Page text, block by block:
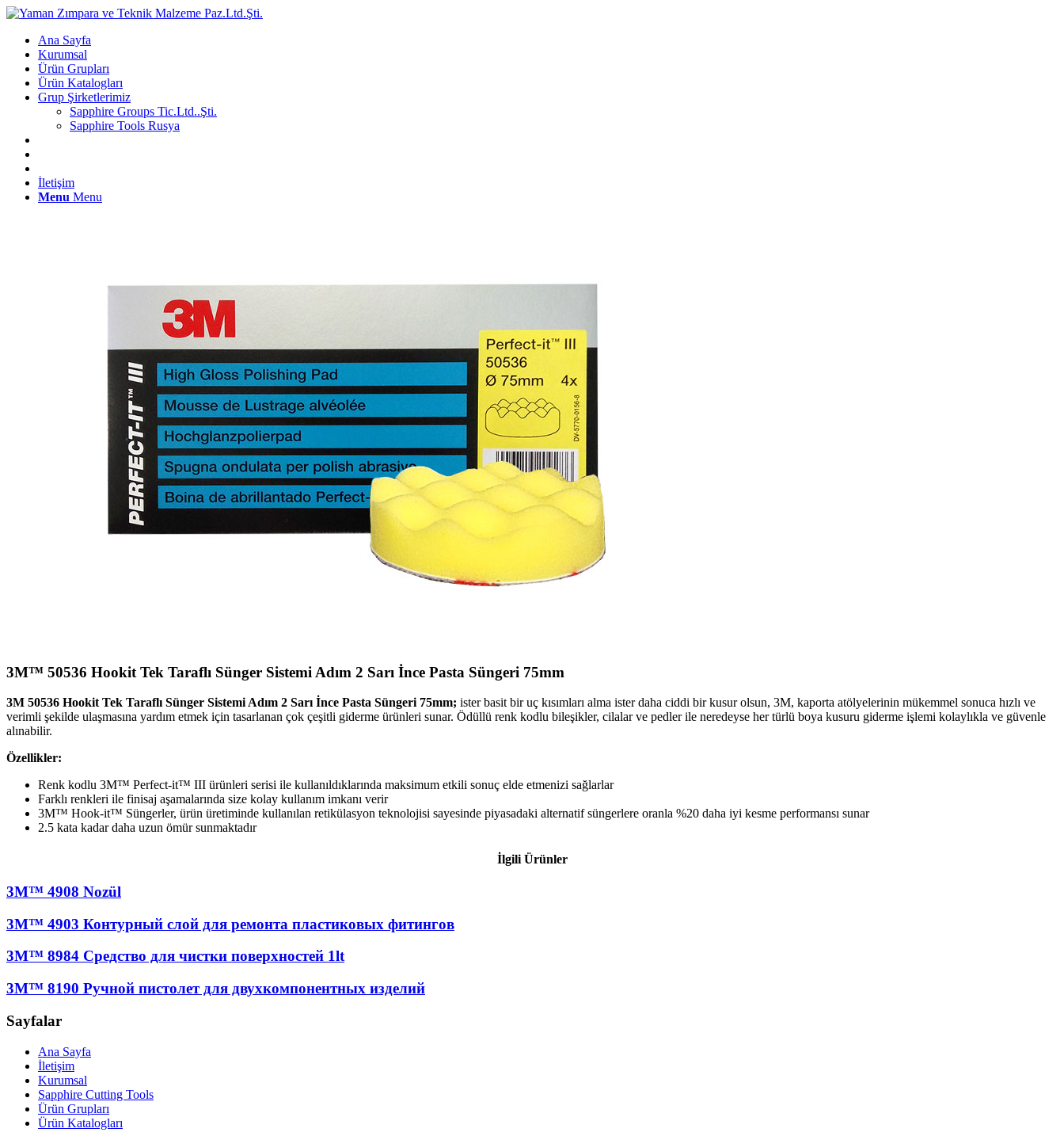
Ana Sayfa
Kurumsal
Ürün Grupları
Ürün Katalogları
Grup Şirketlerimiz
Sapphire Groups Tic.Ltd..Şti.
Sapphire Tools Rusya
İletişim
Menu Menu
3M™ 50536 Hookit Tek Taraflı Sünger Sistemi Adım 2 Sarı İnce Pasta Süngeri 75mm
3M 50536 Hookit Tek Taraflı Sünger Sistemi Adım 2 Sarı İnce Pasta Süngeri 75mm; ister basit bir uç kısımları alma ister daha ciddi bir kusur olsun, 3M, kaporta atölyelerinin mükemmel sonuca hızlı ve
verimli şekilde ulaşmasına yardım etmek için tasarlanan çok çeşitli giderme ürünleri sunar. Ödüllü renk kodlu bileşikler, cilalar ve pedler ile neredeyse her türlü boya kusuru giderme işlemi kolaylıkla ve güvenle
alınabilir.
Özellikler:
Renk kodlu 3M™ Perfect-it™ III ürünleri serisi ile kullanıldıklarında maksimum etkili sonuç elde etmenizi sağlarlar
Farklı renkleri ile finisaj aşamalarında size kolay kullanım imkanı verir
3M™ Hook-it™ Süngerler, ürün üretiminde kullanılan retikülasyon teknolojisi sayesinde piyasadaki alternatif süngerlere oranla %20 daha iyi kesme performansı sunar
2.5 kata kadar daha uzun ömür sunmaktadır
İlgili Ürünler
3M™ 4908 Nozül
3M™ 4903 Контурный слой для ремонта пластиковых фитингов
3M™ 8984 Средство для чистки поверхностей 1lt
3M™ 8190 Ручной пистолет для двухкомпонентных изделий
Sayfalar
Ana Sayfa
İletişim
Kurumsal
Sapphire Cutting Tools
Ürün Grupları
Ürün Katalogları